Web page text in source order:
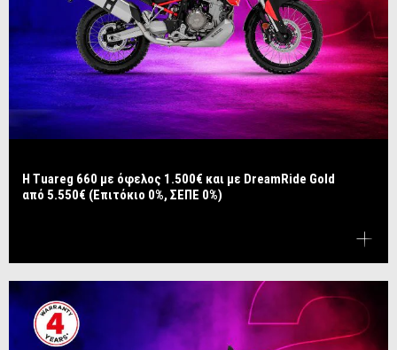
Η Tuareg 660 με όφελος 1.500€ και με DreamRide Gold
από 5.550€ (Επιτόκιο 0%, ΣΕΠΕ 0%)